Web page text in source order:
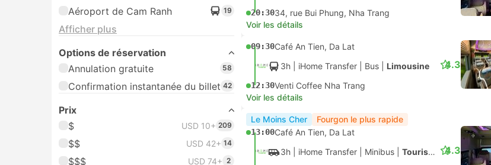
Aéroport de Cam Ranh 19
Afficher plus
Options de réservation
Annulation gratuite
58
Confirmation instantanée du billet 42
Prix
$
USD 10+ 209
$$ USD 42+ 14
$$$ USD 74+ 2
20:3034, rue Bui Phung, Nha Trang
Voir les détails
09:30Café An Tien, Da Lat
3h | iHome Transfer Bus Limousine
12:30Venti Coffee Nha Trang
4.3
Voir les détails
Le Moins Cher Fourgon le plus rapide
13:00Café An Tien, Da Lat
3h | iHome Transfer Minibus Touriste 4.3